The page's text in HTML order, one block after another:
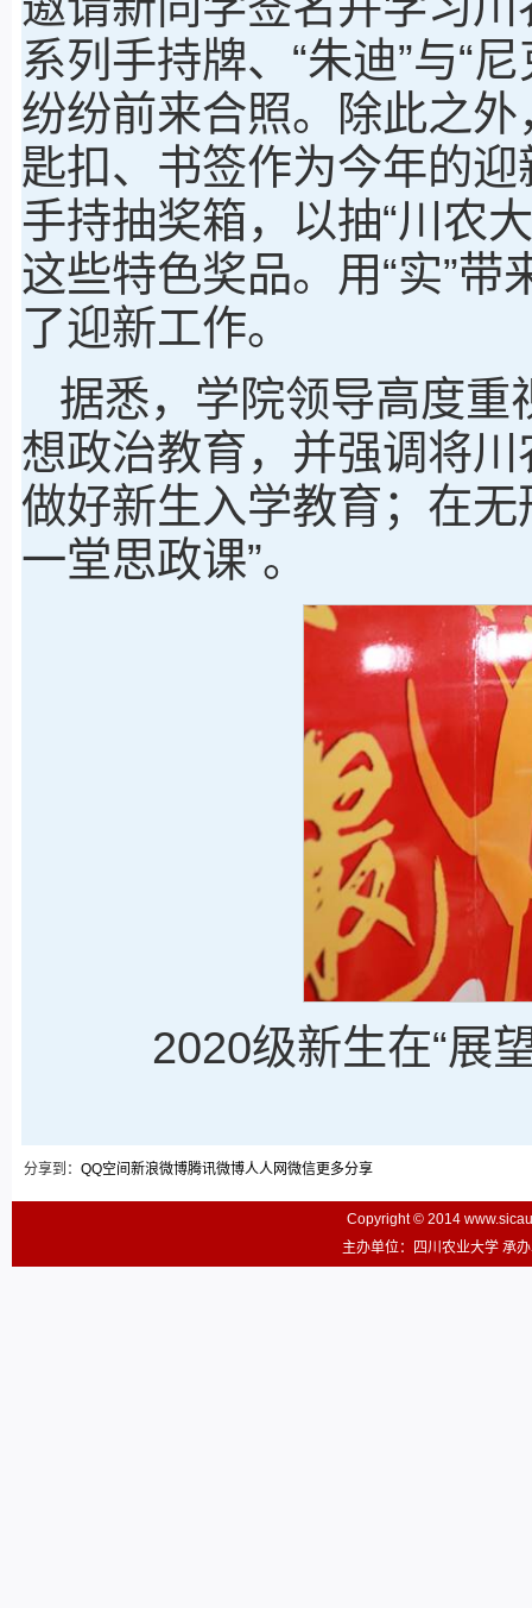
系列手持牌、“朱迪”与“
纷纷前来合照。除此之
匙扣、书签作为今年的
手持抽奖箱，以抽“川农
这些特色奖品。用“实”带
了迎新工作。
据悉，学院领导高度重
想政治教育，并强调将
做好新生入学教育；在
一堂思政课”。
2020级新生在“展
分享到： QQ空间 新浪微博腾讯微博人人网微信更多分享
Copyright © 2014
主办单位：四川农业大学 承